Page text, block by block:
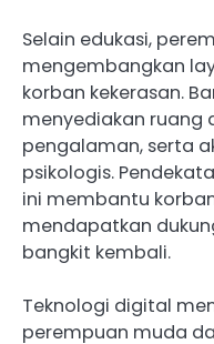
Selain edukasi,
mengembangkan
korban kekerasan.
menyediakan ruang
pengalaman, serta
psikologis.
ini membantu
mendapatkan
bangkit kembali.
Teknologi digital
perempuan muda